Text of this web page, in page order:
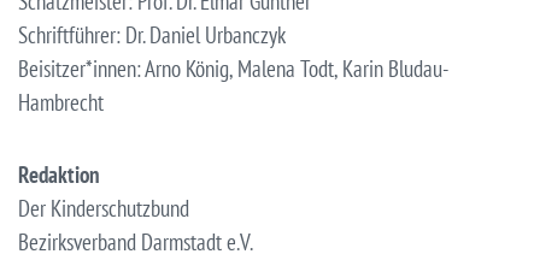
Schriftführer: Dr. Daniel Urbanczyk
Beisitzer*innen: Arno König, Malena Todt, Karin Bludau-
Hambrecht
Redaktion
Der Kinderschutzbund
Bezirksverband Darmstadt e.V.